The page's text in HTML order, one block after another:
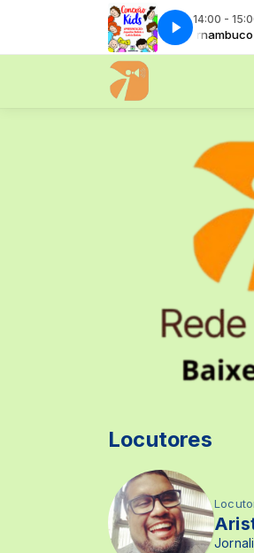
14:00 -
Letícia Batista | Estúdio Pernambuco |
Locutores